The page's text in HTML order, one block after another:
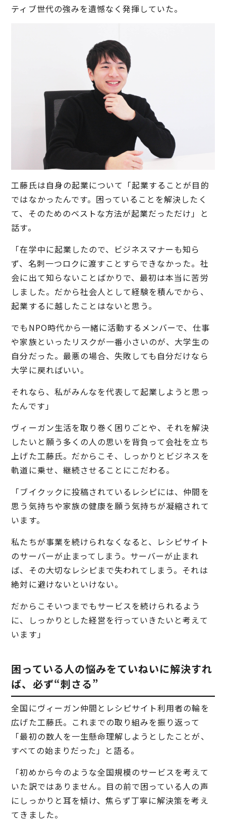
ティブ世代の強みを遺憾なく発揮していた。
工藤氏は自身の起業について「起業することが目的
ではなかったんです。困っていることを解決したく
て、そのためのベストな方法が起業だっただけ」と
話す。
「在学中に起業したので、ビジネスマナーも知ら
ず、名刺一つロクに渡すことすらできなかった。社
会に出て知らないことばかりで、最初は本当に苦労
しました。だから社会人として経験を積んでから、
起業するに越したことはないと思う。
でもNPO時代から一緒に活動するメンバーで、仕事
や家族といったリスクが一番小さいのが、大学生の
自分だった。最悪の場合、失敗しても自分だけなら
大学に戻ればいい。
それなら、私がみんなを代表して起業しようと思っ
たんです」
ヴィーガン生活を取り巻く困りごとや、それを解決
したいと願う多くの人の思いを背負って会社を立ち
上げた工藤氏。だからこそ、しっかりとビジネスを
軌道に乗せ、継続させることにこだわる。
「ブイクックに投稿されているレシピには、仲間を
思う気持ちや家族の健康を願う気持ちが凝縮されて
います。
私たちが事業を続けられなくなると、レシピサイト
のサーバーが止まってしまう。サーバーが止まれ
ば、その大切なレシピまで失われてしまう。それは
絶対に避けないといけない。
だからこそいつまでもサービスを続けられるよう
に、しっかりとした経営を行っていきたいと考えて
います」
困っている人の悩みをていねいに解決すれ
ば、必ず“刺さる”
全国にヴィーガン仲間とレシピサイト利用者の輪を
広げた工藤氏。これまでの取り組みを振り返って
「最初の数人を一生懸命理解しようとしたことが、
すべての始まりだった」と語る。
「初めから今のような全国規模のサービスを考えて
いた訳ではありません。目の前で困っている人の声
にしっかりと耳を傾け、焦らず丁寧に解決策を考え
てきました。